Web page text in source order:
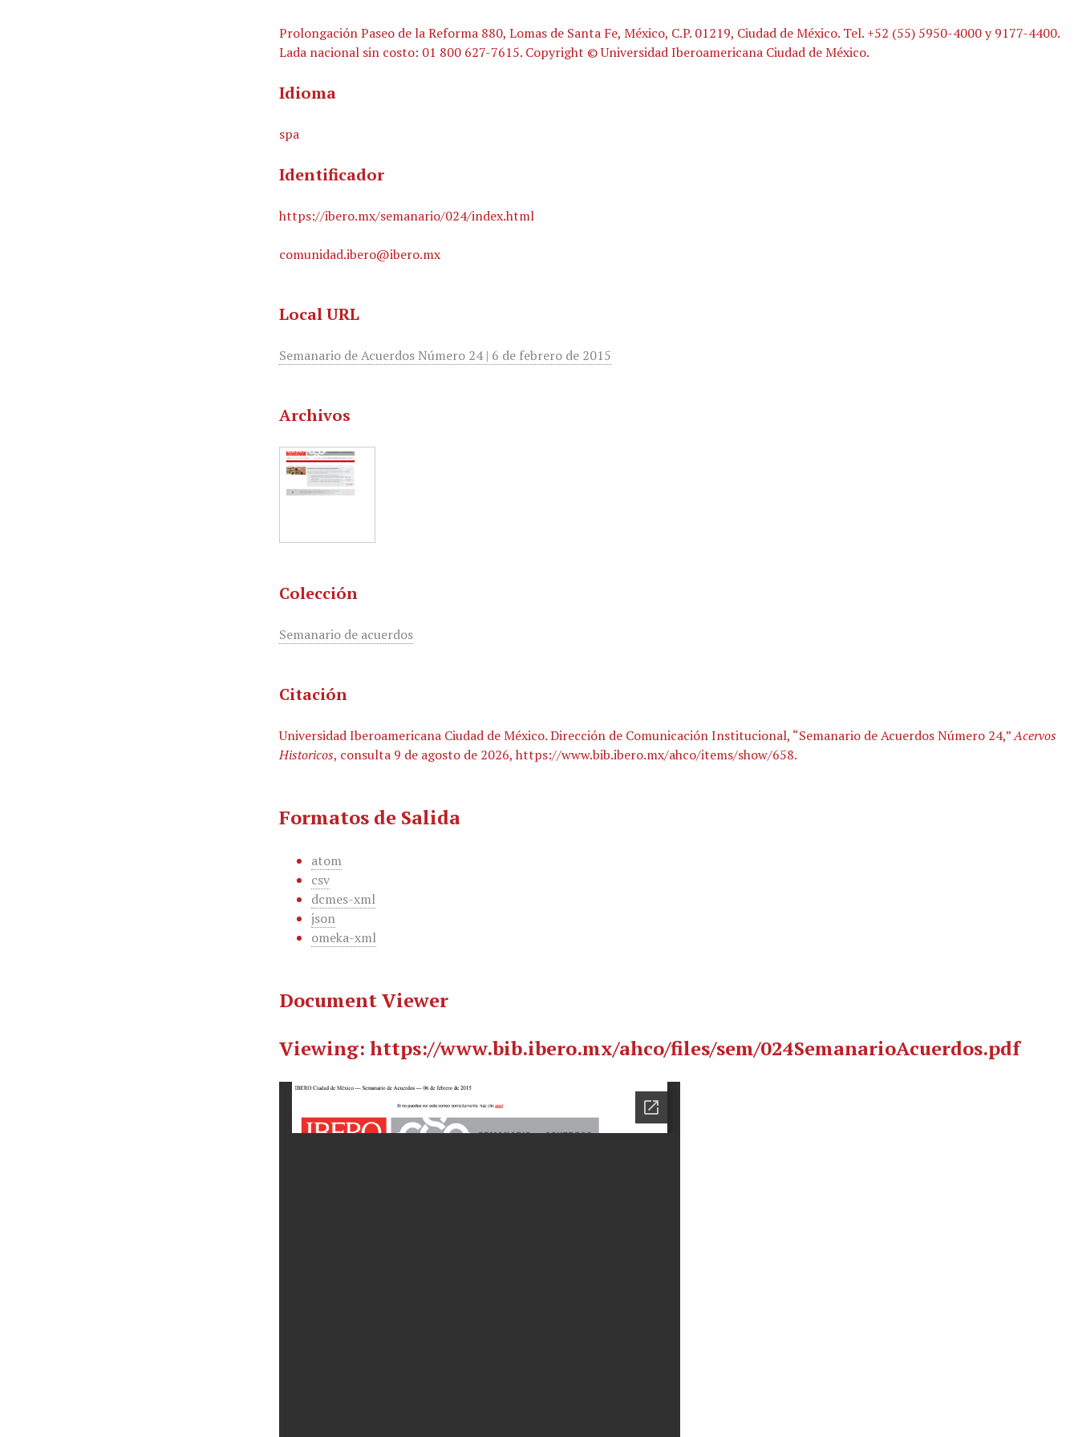
Prolongación Paseo de la Reforma 880, Lomas de Santa Fe, México, C.P. 01219, Ciudad de México. Tel. +52 (55) 5950-4000 y 9177-4400.
Lada nacional sin costo: 01 800 627-7615. Copyright © Universidad Iberoamericana Ciudad de México.
Idioma
spa
Identificador
https://ibero.mx/semanario/024/index.html
comunidad.ibero@ibero.mx
Local URL
Semanario de Acuerdos Número 24 | 6 de febrero de 2015
Archivos
Colección
Semanario de acuerdos
Citación
Universidad Iberoamericana Ciudad de México. Dirección de Comunicación Institucional, “Semanario de Acuerdos Número 24,”Acervos
Historicos, consulta 9 de agosto de 2026,https://www.bib.ibero.mx/ahco/items/show/658.
Formatos de Salida
atom
csv
dcmes-xml
json
omeka-xml
Document Viewer
Viewing: https://www.bib.ibero.mx/ahco/files/sem/024SemanarioAcuerdos.pdf